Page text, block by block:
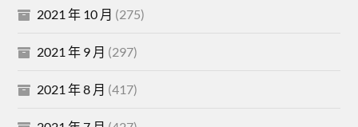
2021 年 10 月 (275)
2021 年 9 月 (297)
2021 年 8 月 (417)